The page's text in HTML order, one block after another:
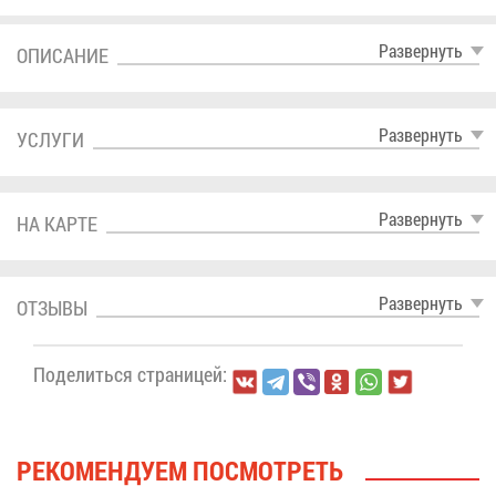
Раз­вер­нуть
ОПИ­СА­НИЕ
Раз­вер­нуть
УСЛУ­ГИ
Раз­вер­нуть
НА КАР­ТЕ
Раз­вер­нуть
ОТ­ЗЫ­ВЫ
По­де­лить­ся стра­ни­цей:
РЕ­КО­МЕН­ДУ­ЕМ ПО­СМОТ­РЕТЬ